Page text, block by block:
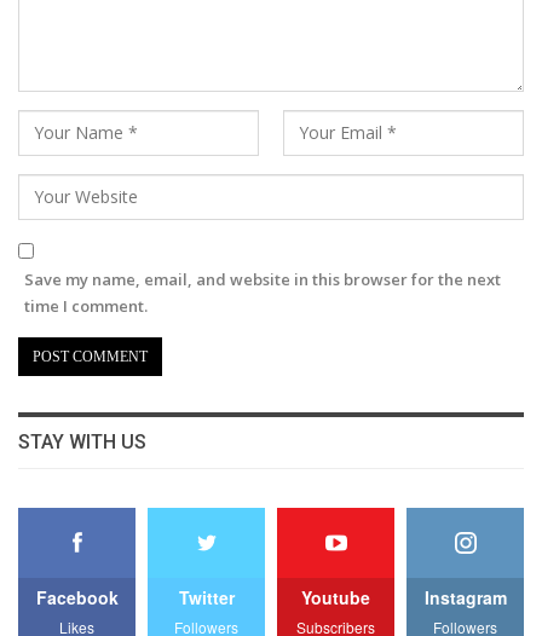
Save my name, email, and website in this browser for the next
time I comment.
STAY WITH US
Facebook
Likes
Twitter
Followers
Youtube
Subscribers
Instagram
Followers